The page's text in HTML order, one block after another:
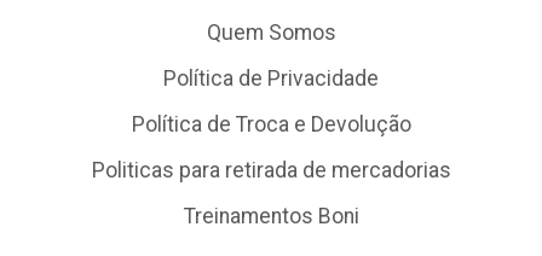
Quem Somos
Política de Privacidade
Política de Troca e Devolução
Politicas para retirada de mercadorias
Treinamentos Boni